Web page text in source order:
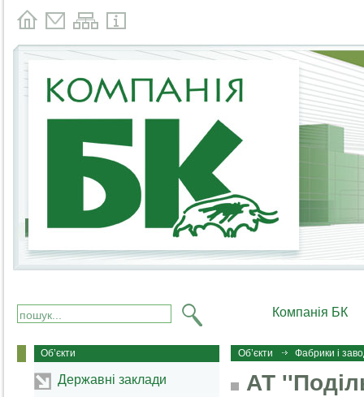
Компанія БК
Об’єкти
Державні заклади
Об’єкти Фабрики і
АТ